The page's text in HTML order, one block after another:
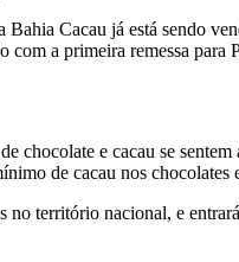
Cacau já está sendo
com a primeira remessa para
chocolate e cacau se
de cacau nos
território nacional, e